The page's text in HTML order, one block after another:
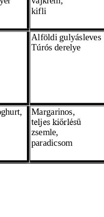
kifli
Alföldi gulyásleves
Túrós derelye
Margarinos,
teljes kiőrlésű
zsemle,
paradicsom